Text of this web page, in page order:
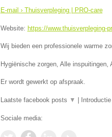
E-mail › Thuisverpleging | PRO-care
Website: https://www.thuisverpleging-
Wij bieden een professionele warme
Hygiënische zorgen, Alle inspuitingen,
Er wordt gewerkt op afspraak.
Laatste facebook posts ▼
Sociale media: